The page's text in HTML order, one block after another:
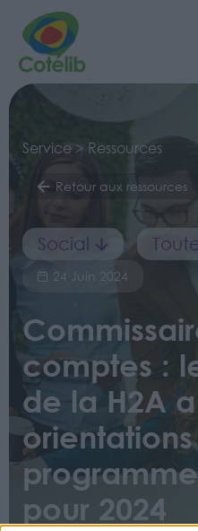
Service > Ressources
Retour aux ressources
Social
24 Juin 2024
comptes :
de la H2A
pour 2024